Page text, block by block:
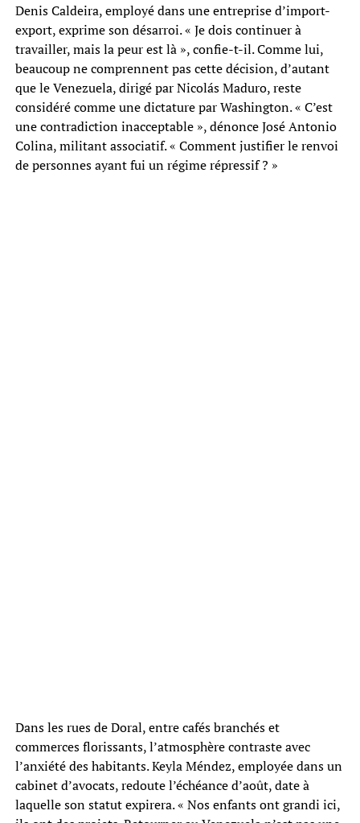
Denis Caldeira, employé dans une entreprise d’import-
export, exprime son désarroi. « Je dois continuer à
travailler, mais la peur est là », confie-t-il. Comme lui,
beaucoup ne comprennent pas cette décision, d’autant
que le Venezuela, dirigé par Nicolás Maduro, reste
considéré comme une dictature par Washington. « C’est
une contradiction inacceptable », dénonce José Antonio
Colina, militant associatif. « Comment justifier le renvoi
de personnes ayant fui un régime répressif ? »
Dans les rues de Doral, entre cafés branchés et
commerces florissants, l’atmosphère contraste avec
l’anxiété des habitants. Keyla Méndez, employée dans un
cabinet d’avocats, redoute l’échéance d’août, date à
laquelle son statut expirera. « Nos enfants ont grandi ici,